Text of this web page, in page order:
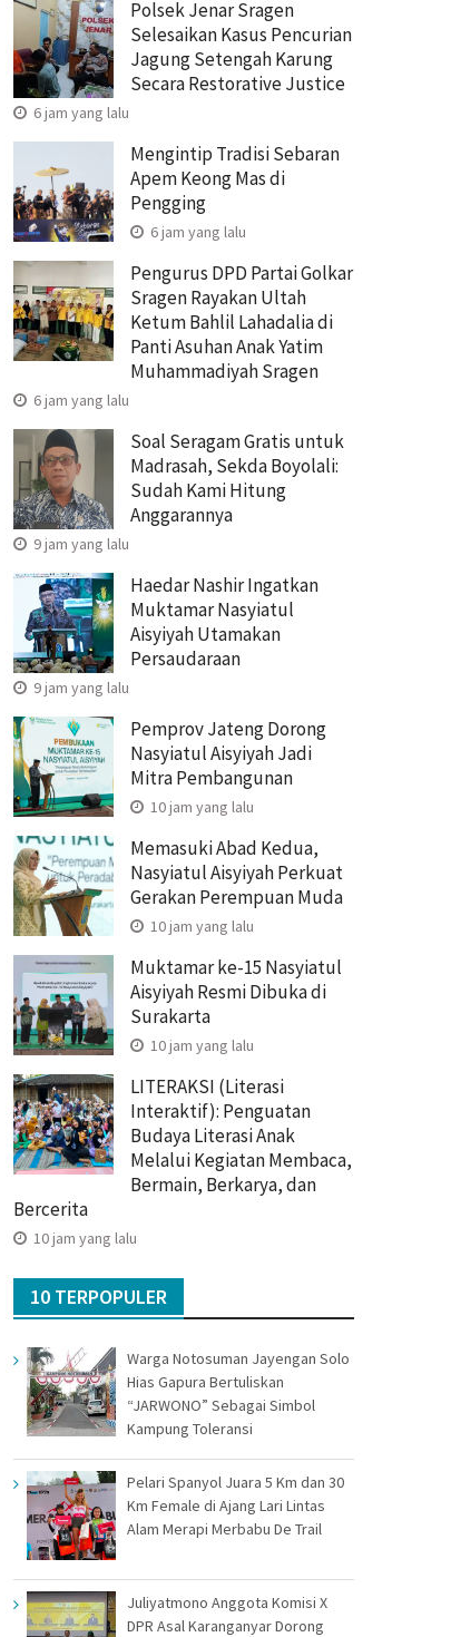
Polsek Jenar Sragen
Selesaikan Kasus Pencurian
Jagung Setengah Karung
Secara Restorative Justice
6 jam yang lalu
Mengintip Tradisi Sebaran
Apem Keong Mas di
Pengging
6 jam yang lalu
Pengurus DPD Partai Golkar
Sragen Rayakan Ultah
Ketum Bahlil Lahadalia di
Panti Asuhan Anak Yatim
Muhammadiyah Sragen
6 jam yang lalu
Soal Seragam Gratis untuk
Madrasah, Sekda Boyolali:
Sudah Kami Hitung
Anggarannya
9 jam yang lalu
Haedar Nashir Ingatkan
Muktamar Nasyiatul
Aisyiyah Utamakan
Persaudaraan
9 jam yang lalu
Pemprov Jateng Dorong
Nasyiatul Aisyiyah Jadi
Mitra Pembangunan
10 jam yang lalu
Memasuki Abad Kedua,
Nasyiatul Aisyiyah Perkuat
Gerakan Perempuan Muda
10 jam yang lalu
Muktamar ke-15 Nasyiatul
Aisyiyah Resmi Dibuka di
Surakarta
10 jam yang lalu
LITERAKSI (Literasi
Interaktif): Penguatan
Budaya Literasi Anak
Melalui Kegiatan Membaca,
Bermain, Berkarya, dan
Bercerita
10 jam yang lalu
10 TERPOPULER
Warga Notosuman Jayengan Solo
Hias Gapura Bertuliskan
“JARWONO” Sebagai Simbol
Kampung Toleransi
Pelari Spanyol Juara 5 Km dan 30
Km Female di Ajang Lari Lintas
Alam Merapi Merbabu De Trail
Juliyatmono Anggota Komisi X
DPR Asal Karanganyar Dorong